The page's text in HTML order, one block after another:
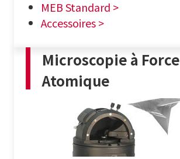
MEB Standard >
Accessoires >
Microscopie à Force
Atomique